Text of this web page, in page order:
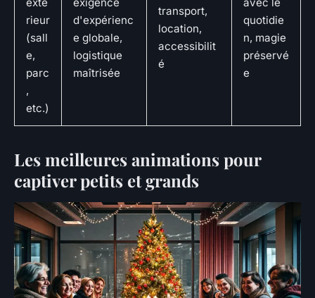
rieur
(sall
e,
parc
,
etc.)
d'expérienc
e globale,
logistique
maîtrisée
transport,
location,
accessibilit
é
quotidie
n, magie
préservé
e
Les meilleures animations pour
captiver petits et grands